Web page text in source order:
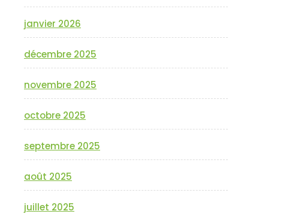
janvier 2026
décembre 2025
novembre 2025
octobre 2025
septembre 2025
août 2025
juillet 2025